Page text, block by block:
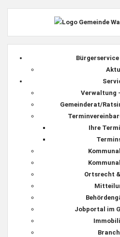
Verwaltung
Gemeinderat/
Ihre
Ortsrecht
Jobportal im